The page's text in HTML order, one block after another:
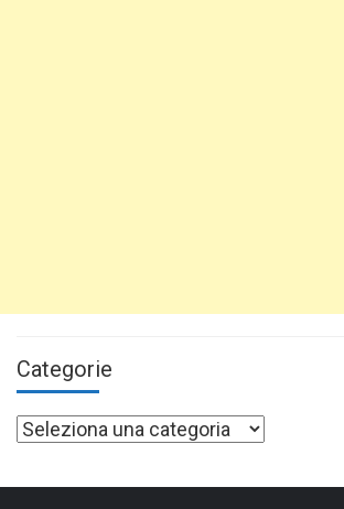
Categorie
Categorie